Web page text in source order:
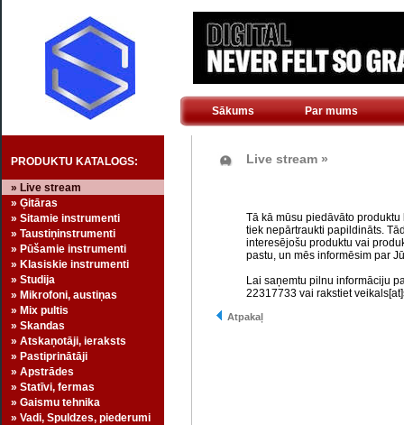
Sākums Par mums
PRODUKTU KATALOGS:
» Live stream
» Ģitāras
» Sitamie instrumenti
» Taustiņinstrumenti
» Pūšamie instrumenti
» Klasiskie instrumenti
» Studija
» Mikrofoni, austiņas
» Mix pultis
» Skandas
» Atskaņotāji, ieraksts
» Pastiprinātāji
» Apstrādes
» Statīvi, fermas
» Gaismu tehnika
» Vadi, Spuldzes, piederumi
Live stream »
Tā kā mūsu piedāvāto
tiek nepārtraukti papildināts.
interesējošu produktu vai
pastu, un mēs informēsim par
Lai saņemtu pilnu informāciju
22317733 vai rakstiet
Atpakaļ